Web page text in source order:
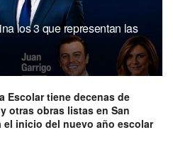
los 3 que representan las
Escolar tiene decenas de
otras obras listas en San
el inicio del nuevo año escolar